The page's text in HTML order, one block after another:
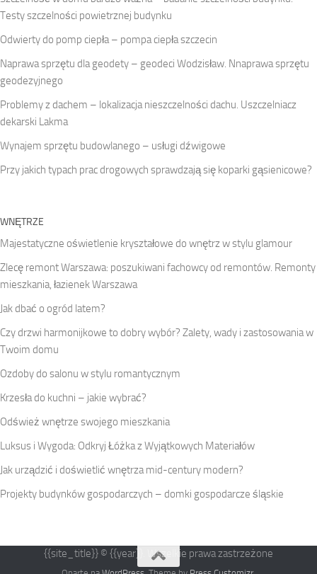
Testy szczelności powietrznej budynku
Odwierty do pomp ciepła – pompa ciepła szczecin
Naprawa sprzętu dla geodety – geodeci Wodzisław. Nnaprawa sprzętu
geodezyjnego
Problemy z dachem – lokalizacja nieszczelności dachu. Uszczelniacz
dekarski Lakma
Wynajem sprzętu budowlanego – usługi dźwigowe
Przy jakich typach prac drogowych sprawdzają się koparki gąsienicowe?
WNĘTRZE
Majestatyczne oświetlenie kryształowe do wnętrz w stylu glamour
Zlecę remont Warszawa: poszukiwani fachowcy od remontów. Remonty
mieszkania, łazienek Warszawa
Jak dbać o ogród latem?
Czy drzwi harmonijkowe to dobry wybór? Zalety, wady i zastosowania w
Twoim domu
Ozdoby do salonu w stylu romantycznym
Krzesła do kuchni – jakie wybrać?
Odśwież wnętrze swojego mieszkania
Luksus i Wygoda: Odkryj Łóżka z Wyjątkowych Materiałów
Jak urządzić i doświetlić wnętrza mid-century modern?
Projekty budynków gospodarczych – domki gospodarcze śląskie
{{site_title}} © {{year}}. Wszelkie prawa zastrzeżone